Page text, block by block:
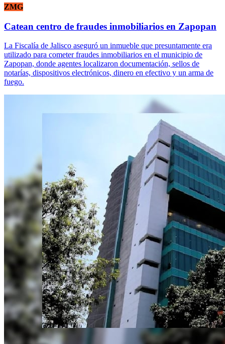
ZMG
Catean centro de fraudes inmobiliarios en Zapopan
La Fiscalía de Jalisco aseguró un inmueble que presuntamente era
utilizado para cometer fraudes inmobiliarios en el municipio de
Zapopan, donde agentes localizaron documentación, sellos de
notarías, dispositivos electrónicos, dinero en efectivo y un arma de
fuego.